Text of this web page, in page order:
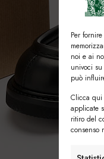
Per
noi e ai
univoci
può
Clicca qui
applicate
ritiro del
consenso